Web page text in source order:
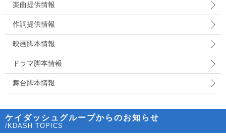
楽曲提供情報
作詞提供情報
映画脚本情報
ドラマ脚本情報
舞台脚本情報
ケイダッシュグループからのお知らせ
/KDASH TOPICS